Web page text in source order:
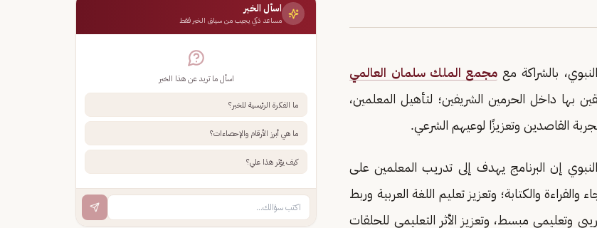
بالشراكة معمجمع الملك سلمان العالمي
بها داخل الحرمين الشريفين؛ لتأهيل المعلمين،
القاصدين وتعزيزًا لوعيهم الشرعي.
إن البرنامج يهدف إلى تدريب المعلمين على
والكتابة؛ وتعزيز تعليم اللغة العربية وربط
وتعليمي مبسط، وتعزيز الأثر التعليمي للحلقات
اسأل الخبر
مساعد ذكي يجيب من سياق الخبر فقط
اسأل ما تريد عن هذا الخبر
ما الفكرة الرئيسية للخبر؟
ما هي أبرز الأرقام والإحصاءات؟
كيف يؤثر هذا علي؟